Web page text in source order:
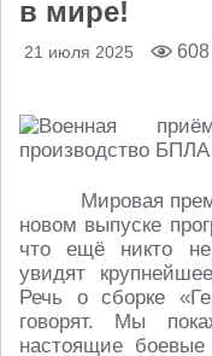
в мире!
21 июля 2025 608
Мировая
новом выпуске
что ещё никто не
увидят
Речь о сборке
говорят. Мы
настоящие